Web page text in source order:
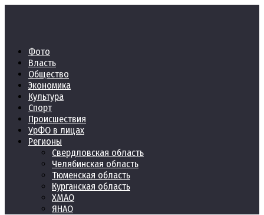
Фото
Власть
Общество
Экономика
Культура
Спорт
Происшествия
УрФО в лицах
Регионы
Свердловская область
Челябинская область
Тюменская область
Курганская область
ХМАО
ЯНАО